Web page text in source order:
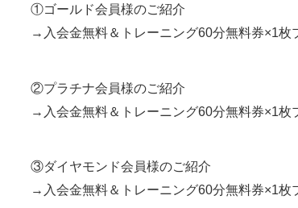
①ゴールド会員様のご紹介
→入会金無料＆トレーニング60分無料券×1枚
②プラチナ会員様のご紹介
→入会金無料＆トレーニング60分無料券×1枚
③ダイヤモンド会員様のご紹介
→入会金無料＆トレーニング60分無料券×1枚